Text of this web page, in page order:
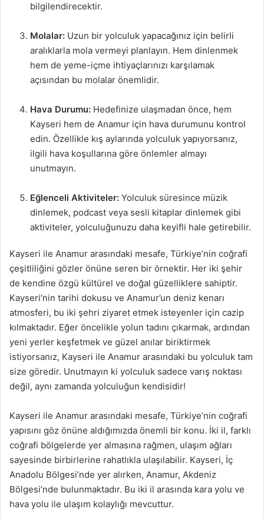
bilgilendirecektir.
Molalar: Uzun bir yolculuk yapacağınız için belirli
aralıklarla mola vermeyi planlayın. Hem dinlenmek
hem de yeme-içme ihtiyaçlarınızı karşılamak
açısından bu molalar önemlidir.
Hava Durumu: Hedefinize ulaşmadan önce, hem
Kayseri hem de Anamur için hava durumunu kontrol
edin. Özellikle kış aylarında yolculuk yapıyorsanız,
ilgili hava koşullarına göre önlemler almayı
unutmayın.
Eğlenceli Aktiviteler: Yolculuk süresince müzik
dinlemek, podcast veya sesli kitaplar dinlemek gibi
aktiviteler, yolculuğunuzu daha keyifli hale getirebilir.
Kayseri ile Anamur arasındaki mesafe, Türkiye’nin coğrafi
çeşitliliğini gözler önüne seren bir örnektir. Her iki şehir
de kendine özgü kültürel ve doğal güzelliklere sahiptir.
Kayseri’nin tarihi dokusu ve Anamur’un deniz kenarı
atmosferi, bu iki şehri ziyaret etmek isteyenler için cazip
kılmaktadır. Eğer öncelikle yolun tadını çıkarmak, ardından
yeni yerler keşfetmek ve güzel anılar biriktirmek
istiyorsanız, Kayseri ile Anamur arasındaki bu yolculuk tam
size göredir. Unutmayın ki yolculuk sadece varış noktası
değil, aynı zamanda yolculuğun kendisidir!
Kayseri ile Anamur arasındaki mesafe, Türkiye’nin coğrafi
yapısını göz önüne aldığımızda önemli bir konu. İki il, farklı
coğrafi bölgelerde yer almasına rağmen, ulaşım ağları
sayesinde birbirlerine rahatlıkla ulaşılabilir. Kayseri, İç
Anadolu Bölgesi’nde yer alırken, Anamur, Akdeniz
Bölgesi’nde bulunmaktadır. Bu iki il arasında kara yolu ve
hava yolu ile ulaşım kolaylığı mevcuttur.